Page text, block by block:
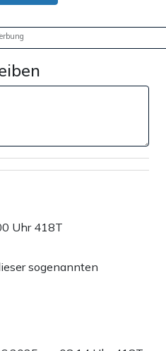
Uhr 418T
sogenannten